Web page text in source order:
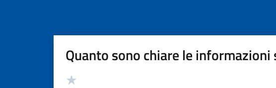
Quanto sono chiare le informazioni
Valutazione